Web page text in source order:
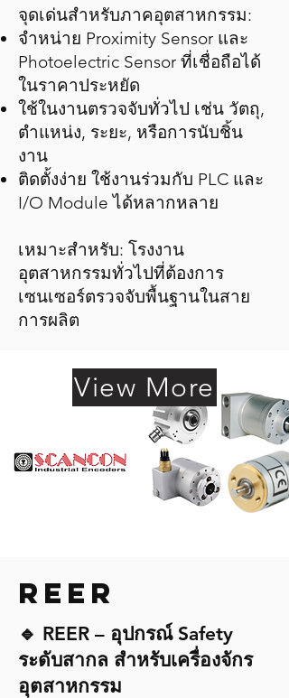
จุดเด่นสำหรับภาคอุตสาหกรรม:
จำหน่าย Proximity Sensor และ
Photoelectric Sensor ที่เชื่อถือได้
ในราคาประหยัด
ใช้ในงานตรวจจับทั่วไป เช่น วัตถุ,
ตำแหน่ง, ระยะ, หรือการนับชิ้น
งาน
ติดตั้งง่าย ใช้งานร่วมกับ PLC และ
I/O Module ได้หลากหลาย
เหมาะสำหรับ: โรงงาน
อุตสาหกรรมทั่วไปที่ต้องการ
เซนเซอร์ตรวจจับพื้นฐานในสาย
การผลิต
View More
REER
🔹 REER – อุปกรณ์ Safety
ระดับสากล สำหรับเครื่องจักร
อุตสาหกรรม